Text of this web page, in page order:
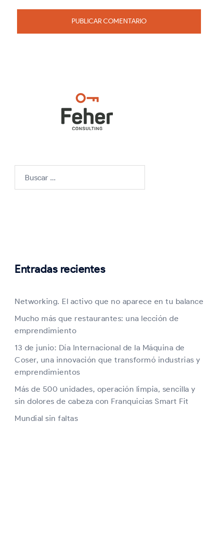
Entradas recientes
Networking. El activo que no aparece en tu balance
Mucho más que restaurantes: una lección de
emprendimiento
13 de junio: Día Internacional de la Máquina de
Coser, una innovación que transformó industrias y
emprendimientos
Más de 500 unidades, operación limpia, sencilla y
sin dolores de cabeza con Franquicias Smart Fit
Mundial sin faltas